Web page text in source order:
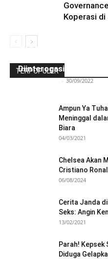
Koperasi di
TERPOPULER
Ini Kronologinya!
Diinterogasi Aparat
- 30/09/2022
Ampun Ya
Meninggal
Biara
04/03/2021
Chelsea Akan
Cristiano
06/08/2024
Cerita Janda
Seks: Angin
13/02/2021
Parah! Kepsek
Diduga